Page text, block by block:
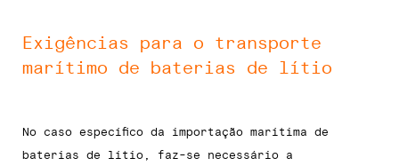
Exigências para o transporte
marítimo de baterias de lítio
No caso específico da importação marítima de
baterias de lítio, faz-se necessário a